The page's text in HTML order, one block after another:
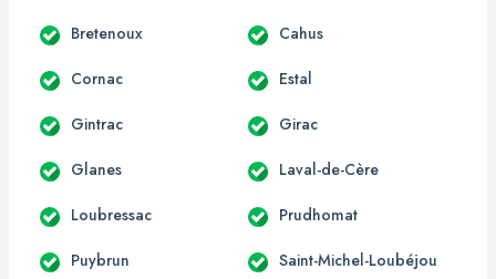
Bretenoux Cahus
Cornac Estal
Gintrac Girac
Glanes Laval-de-Cère
Loubressac Prudhomat
Puybrun Saint-Michel-Loubéjou